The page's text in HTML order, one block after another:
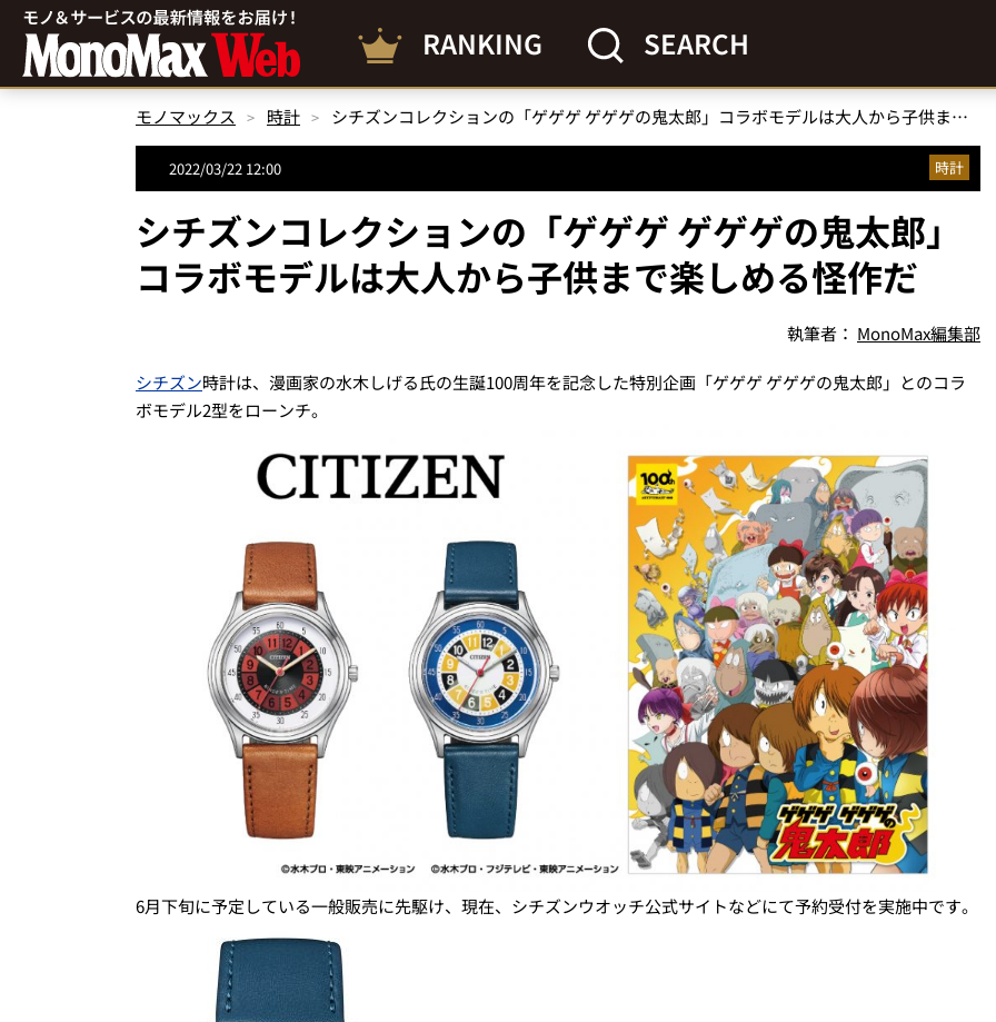
RANKING SEARCH
モノマックス 時計 シチズンコレクションの「ゲゲゲ ゲゲゲの鬼太郎」コラボモデルは大人から子供まで楽しめる怪作だ
2022/03/22 12:00 時計
シチズンコレクションの「ゲゲゲ ゲゲゲの鬼太郎」
コラボモデルは大人から子供まで楽しめる怪作だ
執筆者： MonoMax編集部
シチズン時計は、漫画家の水木しげる氏の生誕100周年を記念した特別企画「ゲゲゲ ゲゲゲの鬼太郎」とのコラ
ボモデル2型をローンチ。
6月下旬に予定している一般販売に先駆け、現在、シチズンウオッチ公式サイトなどにて予約受付を実施中です。